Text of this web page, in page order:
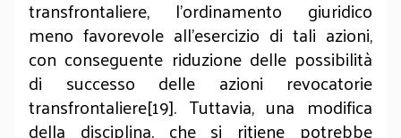
transfrontaliere, l'ordinamento giuridico
meno favorevole all’esercizio di tali azioni,
con conseguente riduzione delle possibilità
di successo delle azioni revocatorie
transfrontaliere[19]. Tuttavia, una modifica
della disciplina, che si ritiene potrebbe